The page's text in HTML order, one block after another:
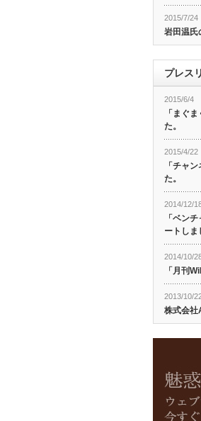
2015/7/24
岩田温氏
プレス
2015/6/4
「まぐ
た。
2015/4/22
「チャ
た。
2014/12/
「ベン
ートしま
2014/10/
「月刊
2013/10/
株式会社